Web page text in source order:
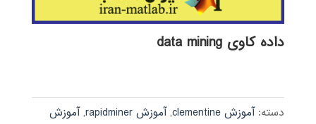
داده کاوی data mining
دسته:آموزش clementine ,آموزش rapidminer ,آموزش